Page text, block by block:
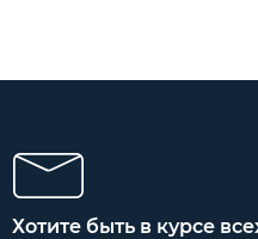
Хотите быть в курсе